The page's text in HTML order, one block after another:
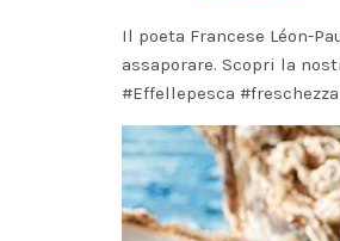
Il poeta Francese Léon-
assaporare. Scopri la
#Effellepesca #freschezza